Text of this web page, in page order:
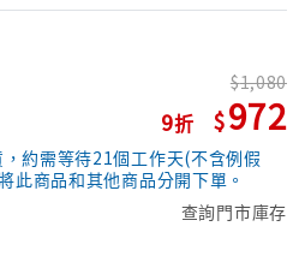
9
1,080
972
約需等待21個工作天(不含例假
此商品和其他商品分開下單。
查詢門市庫存